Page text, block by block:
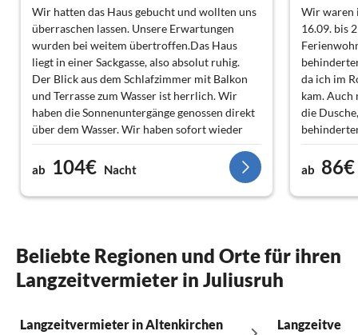
Wir hatten das Haus gebucht und wollten uns
überraschen lassen. Unsere Erwartungen
wurden bei weitem übertroffen.Das Haus
liegt in einer Sackgasse, also absolut ruhig.
Der Blick aus dem Schlafzimmer mit Balkon
und Terrasse zum Wasser ist herrlich. Wir
haben die Sonnenuntergänge genossen direkt
über dem Wasser. Wir haben sofort wieder
gebucht. Ein ausgesprochen schönes Haus.
ab 104€ Nacht
Wir waren
16.09. bis
da ich im
kam. Auch
die
sehr
ab 86€
Beliebte Regionen und Orte für ihren
Langzeitvermieter in Juliusruh
Langzeitvermieter in Altenkirchen